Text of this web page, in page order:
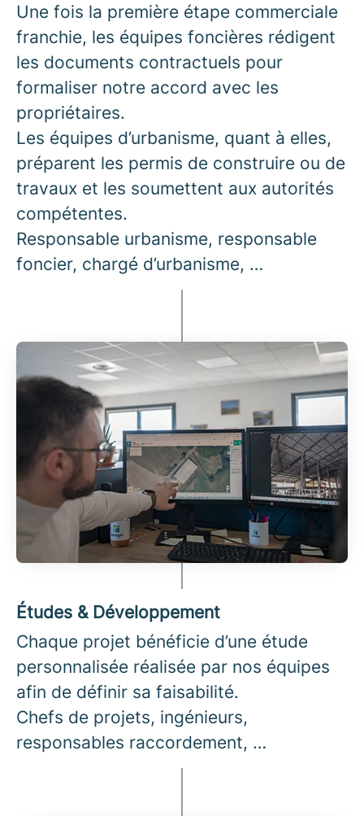
Une fois la première étape commerciale
franchie, les équipes foncières rédigent
les documents contractuels pour
formaliser notre accord avec les
propriétaires.
Les équipes d’urbanisme, quant à elles,
préparent les permis de construire ou de
travaux et les soumettent aux autorités
compétentes.
Responsable urbanisme, responsable
foncier, chargé d’urbanisme, …
Études & Développement
Chaque projet bénéficie d’une étude
personnalisée réalisée par nos équipes
afin de définir sa faisabilité.
Chefs de projets, ingénieurs,
responsables raccordement, …